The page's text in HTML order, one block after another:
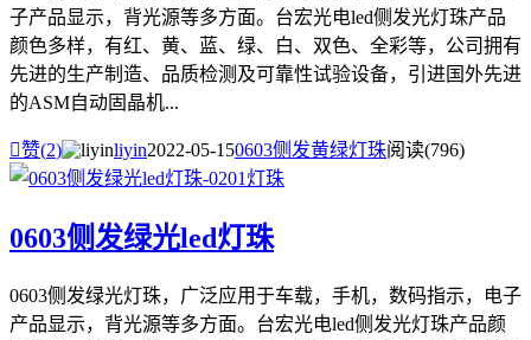
子产品显示，背光源等多方面。台宏光电led侧发光灯珠产品
颜色多样，有红、黄、蓝、绿、白、双色、全彩等，公司拥有
先进的生产制造、品质检测及可靠性试验设备，引进国外先进
的ASM自动固晶机...
赞(2) liyin2022-05-150603侧发黄绿灯珠阅读(796)
0603侧发绿光led灯珠
0603侧发绿光灯珠，广泛应用于车载，手机，数码指示，电子
产品显示，背光源等多方面。台宏光电led侧发光灯珠产品颜